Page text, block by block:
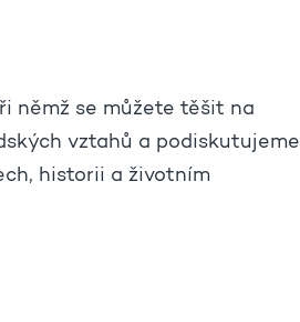
němž se můžete těšit na
vztahů a podiskutujeme
historii a životním